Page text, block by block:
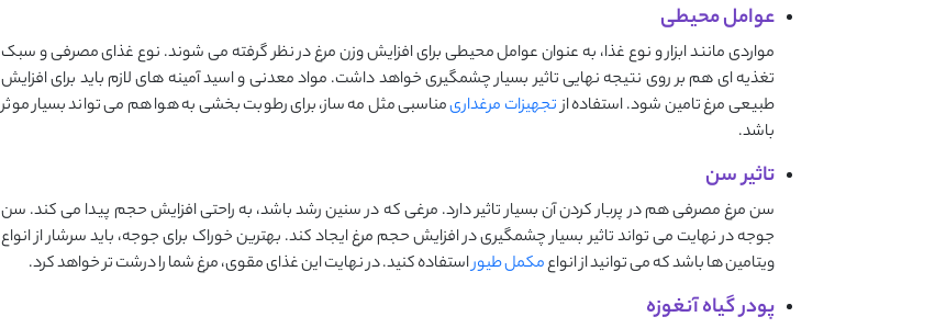
عوامل محیطی
مواردی مانند ابزار و نوع غذا، به عنوان عوامل محیطی برای افزایش وزن مرغ در نظر گرفته می شوند. نوع غذای مصرفی و سبک
تغذیه ای هم بر روی نتیجه نهایی تاثیر بسیار چشمگیری خواهد داشت. مواد معدنی و اسید آمینه های لازم باید برای افزایش
طبیعی مرغ تامین شود. استفاده ازتجهیزات مرغداریمناسبی مثل مه ساز، برای رطوبت بخشی به هوا هم می تواند بسیار موثر
باشد.
تاثیر سن
سن مرغ مصرفی هم در پربار کردن آن بسیار تاثیر دارد. مرغی که در سنین رشد باشد، به راحتی افزایش حجم پیدا می کند. سن
جوجه در نهایت می تواند تاثیر بسیار چشمگیری در افزایش حجم مرغ ایجاد کند. بهترین خوراک برای جوجه، باید سرشار از انواع
ویتامین ها باشد که می توانید از انواعمکمل طیوراستفاده کنید. در نهایت این غذای مقوی، مرغ شما را درشت تر خواهد کرد.
پودر گیاه آنغوزه